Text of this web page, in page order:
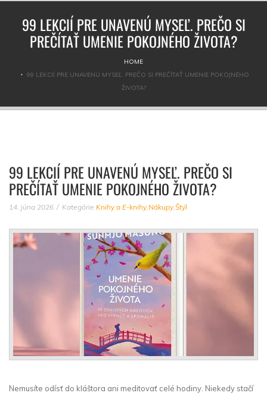
99 LEKCIÍ PRE UNAVENÚ MYSEĽ. PREČO SI
PREČÍTAŤ UMENIE POKOJNÉHO ŽIVOTA?
HOME
99 LEKCIÍ PRE UNAVENÚ MYSEĽ. PREČO SI PREČÍTAŤ UMENIE POKOJNÉHO
ŽIVOTA?
99 LEKCIÍ PRE UNAVENÚ MYSEĽ. PREČO SI
PREČÍTAŤ UMENIE POKOJNÉHO ŽIVOTA?
14. júna 2026 Kategórie Knihy a E-knihy,Nákupy,Štýl
Nemusíte odísť do kláštora ani meditovať celé hodiny. Niekedy stačí